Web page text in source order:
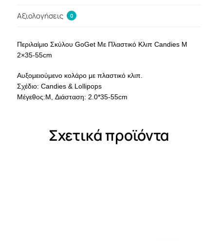
Αξιολογήσεις 0
Περιλαίμιο Σκύλου GoGet Με Πλαστικό Κλιπ Candies M
2×35-55cm
Αυξομειούμενο κολάρο με πλαστικό κλιπ.
Σχέδιο: Candies & Lollipops
Μέγεθος:M, Διάσταση: 2.0*35-55cm
Σχετικά προϊόντα